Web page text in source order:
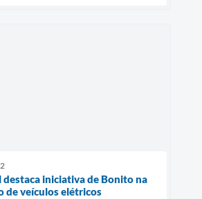
destaca iniciativa de Bonito na
de veículos elétricos